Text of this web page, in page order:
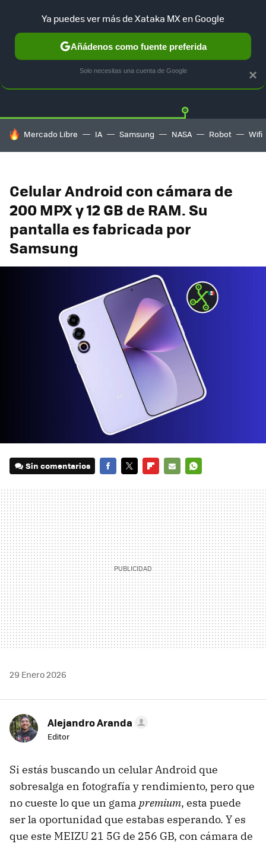
GUÍA DE COMPRAS MERCADO LIBRE
HOY SE HABLA DE
Mercado Libre IA Samsung NASA Robot Wifi
Celular Android con cámara de
200 MPX y 12 GB de RAM. Su
pantalla es fabricada por
Samsung
Sin comentarios
MAIL
29 Enero 2026
Alejandro Aranda
Editor
Si estás buscando un celular Android que
sobresalga en fotografía y rendimiento, pero que
no cueste lo que un gama premium, esta puede
ser la oportunidad que estabas esperando. Y es
que este MEIZU 21 5G de 256 GB, con cámara de
×
Ya puedes ver más de Xataka MX en Google
Añádenos como fuente preferida
Solo necesitas una cuenta de Google